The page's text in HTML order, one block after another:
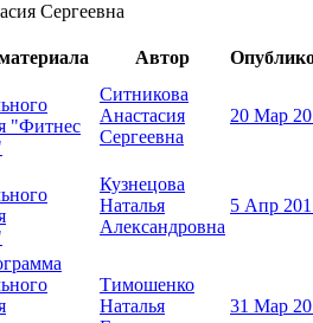
Сергеевна
Автор
"Фитнес
Ситникова
Анастасия
Сергеевна
20 Мар
Кузнецова
Наталья
Александровна
5 Апр
Тимошенко
Наталья
31 Мар